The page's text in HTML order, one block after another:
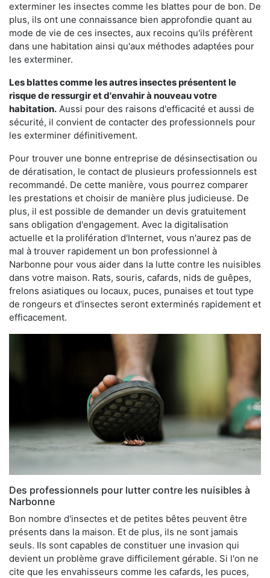
exterminer les insectes comme les blattes pour de bon. De
plus, ils ont une connaissance bien approfondie quant au
mode de vie de ces insectes, aux recoins qu'ils préfèrent
dans une habitation ainsi qu'aux méthodes adaptées pour
les exterminer.
Les blattes comme les autres insectes présentent le
risque de ressurgir et d'envahir à nouveau votre
habitation. Aussi pour des raisons d'efficacité et aussi de
sécurité, il convient de contacter des professionnels pour
les exterminer définitivement.
Pour trouver une bonne entreprise de désinsectisation ou
de dératisation, le contact de plusieurs professionnels est
recommandé. De cette manière, vous pourrez comparer
les prestations et choisir de manière plus judicieuse. De
plus, il est possible de demander un devis gratuitement
sans obligation d'engagement. Avec la digitalisation
actuelle et la prolifération d'Internet, vous n'aurez pas de
mal à trouver rapidement un bon professionnel à
Narbonne pour vous aider dans la lutte contre les nuisibles
dans votre maison. Rats, souris, cafards, nids de guêpes,
frelons asiatiques ou locaux, puces, punaises et tout type
de rongeurs et d'insectes seront exterminés rapidement et
efficacement.
Des professionnels pour lutter contre les nuisibles à
Narbonne
Bon nombre d'insectes et de petites bêtes peuvent être
présents dans la maison. Et de plus, ils ne sont jamais
seuls. Ils sont capables de constituer une invasion qui
devient un problème grave difficilement gérable. Si l'on ne
cite que les envahisseurs comme les cafards, les puces,